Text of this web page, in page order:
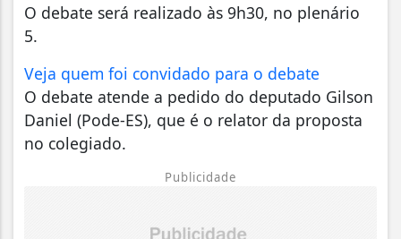
O debate será realizado às 9h30, no plenário
5.
Veja quem foi convidado para o debate
O debate atende a pedido do deputado Gilson
Daniel (Pode-ES), que é o relator da proposta
no colegiado.
Publicidade